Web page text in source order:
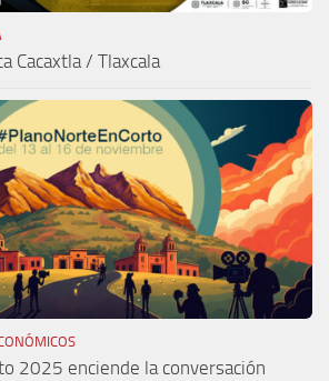
Cacaxtla / Tlaxcala
2025 enciende la conversación